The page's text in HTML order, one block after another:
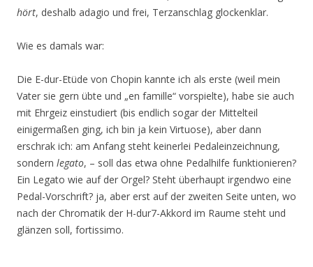
hört, deshalb adagio und frei, Terzanschlag glockenklar.
Wie es damals war:
Die E-dur-Etüde von Chopin kannte ich als erste (weil mein
Vater sie gern übte und „en famille“ vorspielte), habe sie auch
mit Ehrgeiz einstudiert (bis endlich sogar der Mittelteil
einigermaßen ging, ich bin ja kein Virtuose), aber dann
erschrak ich: am Anfang steht keinerlei Pedaleinzeichnung,
sondern legato, – soll das etwa ohne Pedalhilfe funktionieren?
Ein Legato wie auf der Orgel? Steht überhaupt irgendwo eine
Pedal-Vorschrift? ja, aber erst auf der zweiten Seite unten, wo
nach der Chromatik der H-dur7-Akkord im Raume steht und
glänzen soll, fortissimo.